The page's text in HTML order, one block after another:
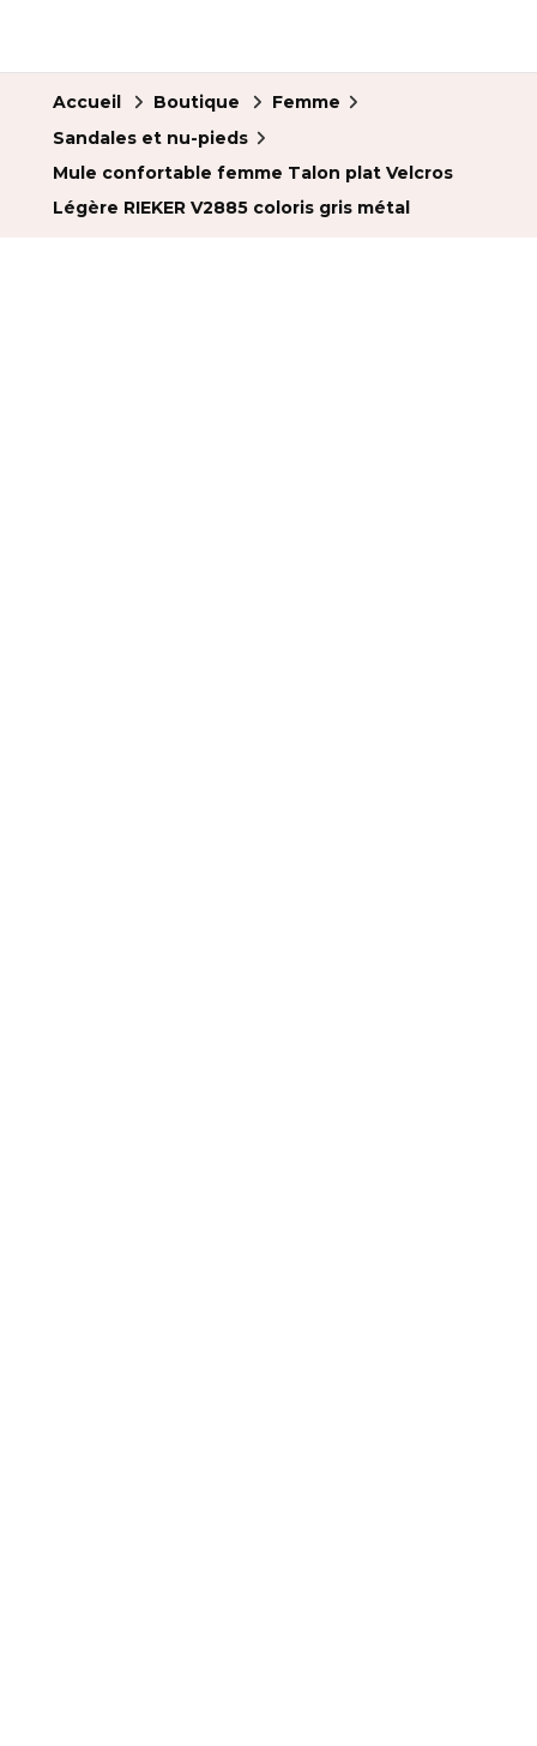
Accueil Boutique
Femme
Sandales et nu-pieds
Mule confortable femme Talon plat Velcros
Légère RIEKER V2885 coloris gris métal